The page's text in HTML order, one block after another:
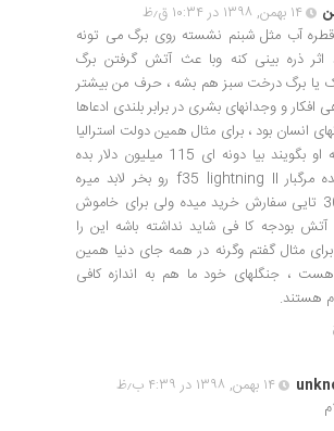
۱۴ بهمن, ۱۳۹۸ در ۱۰:۳۴ ق٫ظ
آب مثل شبنم نشسته روی برگ می تونه
اثر ذره بینی کنه وبا عث آتش گرفتن برگ
برگ درخت سبز هم بشه ، حرف من بیشتر
افکار و وجدانهای بشری در برابر بلندی ادعاها
انسان بود ، برای مثال همین دولت استرالیا
اگر به او بگویند بیا دونه ای 115 میلیون دلار بده
جنگنده مرگبار f35 lightning II رو بخر لابد میره
30،40 تایی سفارش خرید میده ولی برای خاموش
آتش بودجه کا فی شاید نداشته باشه این را
مثال گفتم وگرنه در همه جای دنیا همین
، جنگلهای خود ما هم به اندازه کافی
هستند.
۱۴ بهمن, ۱۳۹۸ در ۴:۳۹ ب٫ظ